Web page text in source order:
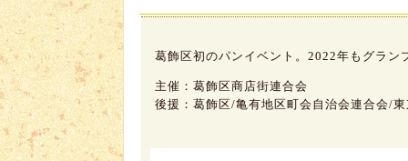
葛飾区初のパンイベント。2022年もグラン
主催：葛飾区商店街連合会
後援：葛飾区/亀有地区町会自治会連合会/